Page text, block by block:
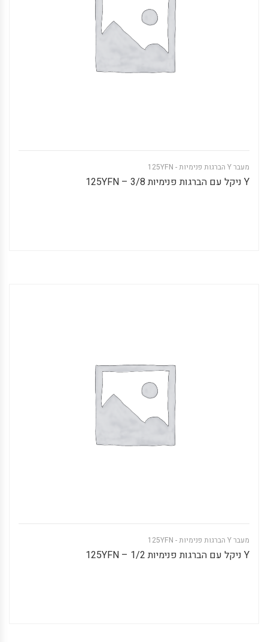
מעבר Y הברגות פנימיות - 125YFN
Y ניקל עם הברגות פנימיות 3/8 – 125YFN
מעבר Y הברגות פנימיות - 125YFN
Y ניקל עם הברגות פנימיות 1/2 – 125YFN